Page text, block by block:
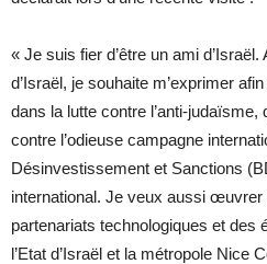
« Je suis fier d’être un ami
d’Israël, je souhaite m’exprimer
dans la lutte contre l’anti-
contre l’odieuse campagne
Désinvestissement et Sanctions
international. Je veux aussi œuvrer
partenariats technologiques et des
l’Etat d’Israël et la métropole Nice